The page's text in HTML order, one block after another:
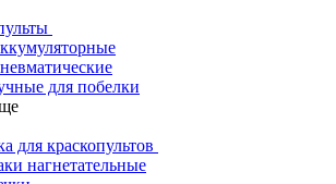
для побелки
для краскопультов
нагнетательные